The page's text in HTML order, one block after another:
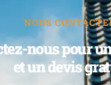
NOUS
nous pour
et un devis